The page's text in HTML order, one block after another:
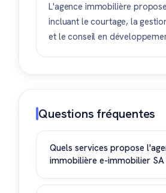
L'agence immobilière
incluant le courtage, la
et le conseil en
Questions fréquentes
Quels services propose
immobilière e-immobilier SA
L'agence immobilière e-